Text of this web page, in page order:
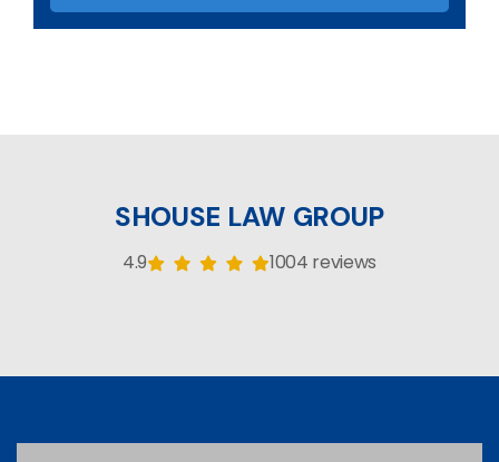
SHOUSE LAW GROUP
4.9 1004 reviews